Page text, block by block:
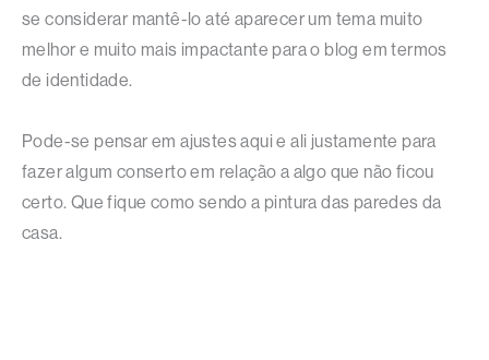
se considerar mantê-lo até aparecer um tema muito
melhor e muito mais impactante para o blog em termos
de identidade.
Pode-se pensar em ajustes aqui e ali justamente para
fazer algum conserto em relação a algo que não ficou
certo. Que fique como sendo a pintura das paredes da
casa.